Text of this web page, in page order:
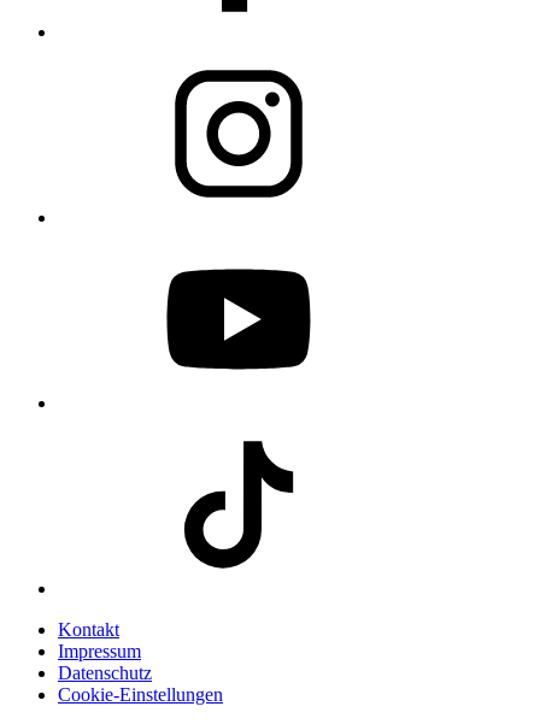
Kontakt
Impressum
Datenschutz
Cookie-Einstellungen